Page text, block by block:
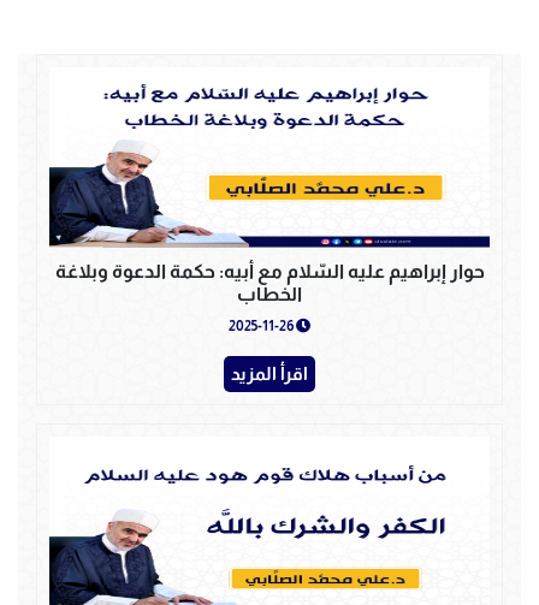
حوار إبراهيم عليه السّلام مع أبيه: حكمة الدعوة وبلاغة
الخطاب
اقرأ المزيد